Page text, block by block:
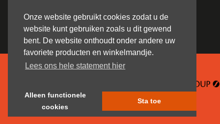
Onze website gebruikt cookies zodat u de
website kunt gebruiken zoals u dit gewend
bent. De website onthoudt onder andere uw
favoriete producten en winkelmandje.
Lees ons hele statement hier
Alleen functionele
cookies
Sta toe